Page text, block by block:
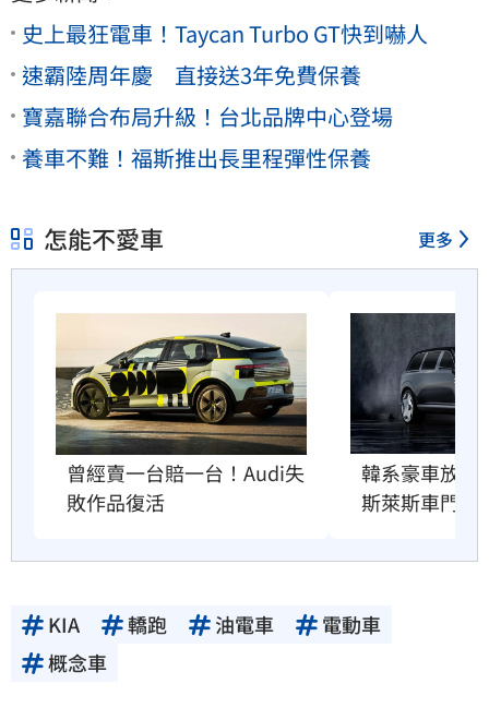
史上最狂電車！Taycan Turbo GT快到嚇人
速霸陸周年慶 直接送3年免費保養
寶嘉聯合布局升級！台北品牌中心登場
養車不難！福斯推出長里程彈性保養
怎能不愛車 更多
曾經賣一台賠一台！Audi失
敗作品復活
韓系豪車放大
斯萊斯車門」
KIA 轎跑 油電車
電動車
概念車